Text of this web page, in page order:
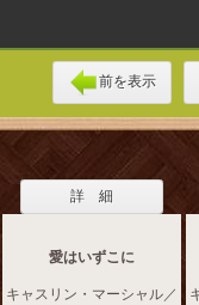
前を表示
詳 細
愛はいずこに
キャスリン・マーシャル／